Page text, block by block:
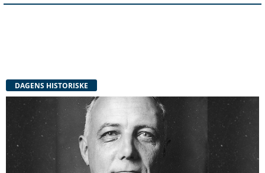
DAGENS HISTORISKE